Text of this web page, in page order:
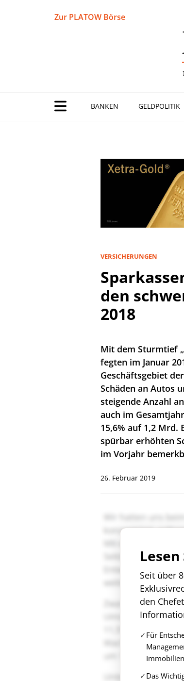
Zur PLATOW Börse
BANKEN GELDPOLITIK
VERSICHERUNGEN
den
2018
Mit dem Sturmtief
fegten im Januar
Geschäftsgebiet
Schäden an Autos
steigende Anzahl
auch im
15,6% auf 1,2 Mrd.
spürbar erhöhten
im Vorjahr
26. Februar 2019
Seit über
den
Für
Das